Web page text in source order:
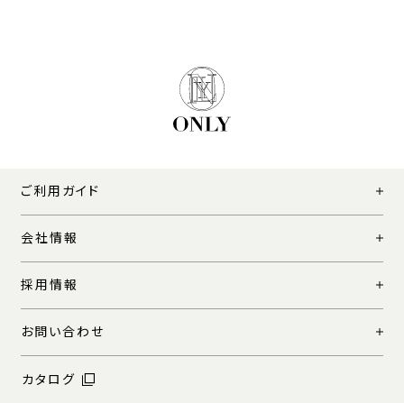
ご利用ガイド
会社情報
採用情報
お問い合わせ
カタログ